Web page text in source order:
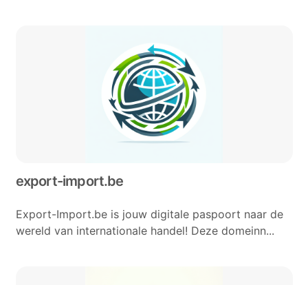
export-import.be
Export-Import.be is jouw digitale paspoort naar de
wereld van internationale handel! Deze domeinn...